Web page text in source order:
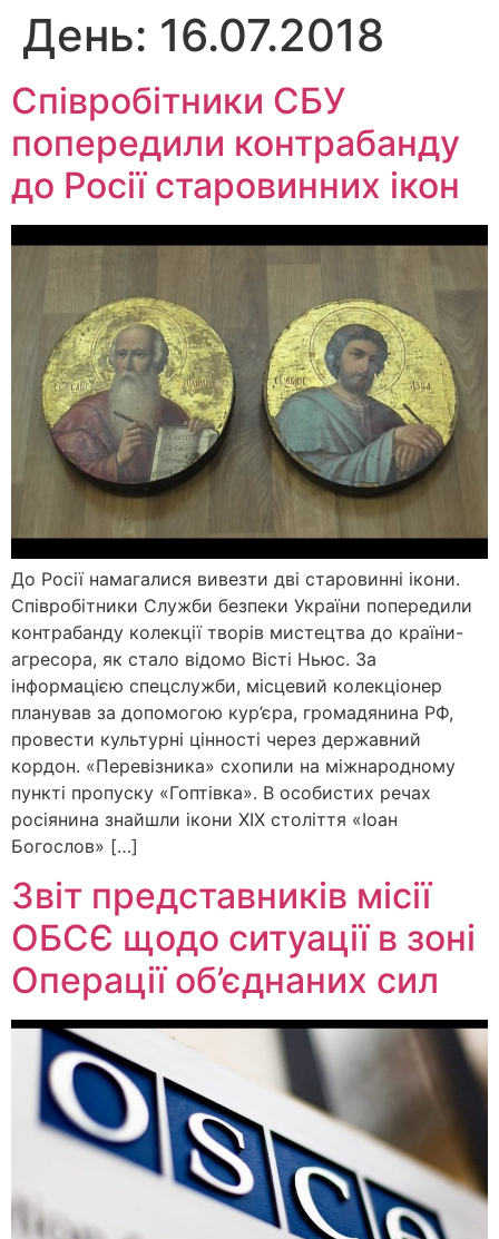
Перейти
День: 16.07.2018
Співробітники СБУ
попередили контрабанду
до Росії старовинних ікон
До Росії намагалися вивезти дві старовинні ікони.
Співробітники Служби безпеки України попередили
контрабанду колекції творів мистецтва до країни-
агресора, як стало відомо Вісті Ньюс. За
інформацією спецслужби, місцевий колекціонер
планував за допомогою кур’єра, громадянина РФ,
провести культурні цінності через державний
кордон. «Перевізника» схопили на міжнародному
пункті пропуску «Гоптівка». В особистих речах
росіянина знайшли ікони ХІХ століття «Іоан
Богослов» […]
Звіт представників місії
ОБСЄ щодо ситуації в зоні
Операції об’єднаних сил